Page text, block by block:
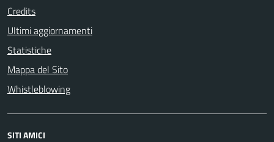
Credits
Ultimi aggiornamenti
Statistiche
Mappa del Sito
Whistleblowing
SITI AMICI